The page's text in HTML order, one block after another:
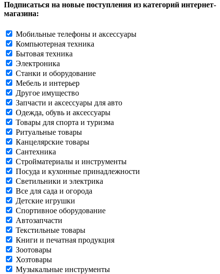
Подписаться на новые поступления из категорий интернет-
магазина:
Мобильные телефоны и аксессуары
Компьютерная техника
Бытовая техника
Электроника
Станки и оборудование
Мебель и интерьер
Другое имущество
Запчасти и аксессуары для авто
Одежда, обувь и аксессуары
Товары для спорта и туризма
Ритуальные товары
Канцелярские товары
Сантехника
Стройматериалы и инструменты
Посуда и кухонные принадлежности
Светильники и электрика
Все для сада и огорода
Детские игрушки
Спортивное оборудование
Автозапчасти
Текстильные товары
Книги и печатная продукция
Зоотовары
Хозтовары
Музыкальные инструменты